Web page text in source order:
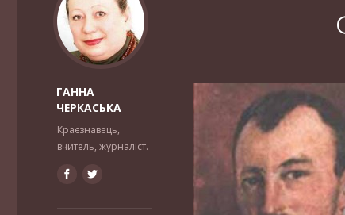
ГАННА
ЧЕРКАСЬКА
Краєзнавець,
вчитель, журналіст.